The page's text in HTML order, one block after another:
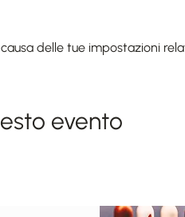
delle tue impostazioni
evento